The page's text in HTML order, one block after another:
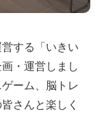
する「いきい
・運営しまし
ーム、脳トレ
さんと楽しく